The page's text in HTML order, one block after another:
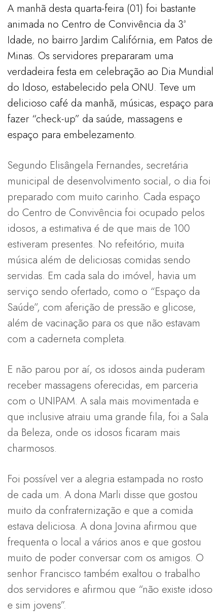
A manhã desta quarta-feira (01) foi bastante
animada no Centro de Convivência da 3ª
Idade, no bairro Jardim Califórnia, em Patos de
Minas. Os servidores prepararam uma
verdadeira festa em celebração ao Dia Mundial
do Idoso, estabelecido pela ONU. Teve um
delicioso café da manhã, músicas, espaço para
fazer “check-up” da saúde, massagens e
espaço para embelezamento.
Segundo Elisângela Fernandes, secretária
municipal de desenvolvimento social, o dia foi
preparado com muito carinho. Cada espaço
do Centro de Convivência foi ocupado pelos
idosos, a estimativa é de que mais de 100
estiveram presentes. No refeitório, muita
música além de deliciosas comidas sendo
servidas. Em cada sala do imóvel, havia um
serviço sendo ofertado, como o “Espaço da
Saúde”, com aferição de pressão e glicose,
além de vacinação para os que não estavam
com a caderneta completa.
E não parou por aí, os idosos ainda puderam
receber massagens oferecidas, em parceria
com o UNIPAM. A sala mais movimentada e
que inclusive atraiu uma grande fila, foi a Sala
da Beleza, onde os idosos ficaram mais
charmosos.
Foi possível ver a alegria estampada no rosto
de cada um. A dona Marli disse que gostou
muito da confraternização e que a comida
estava deliciosa. A dona Jovina afirmou que
frequenta o local a vários anos e que gostou
muito de poder conversar com os amigos. O
senhor Francisco também exaltou o trabalho
dos servidores e afirmou que “não existe idoso
e sim jovens”.